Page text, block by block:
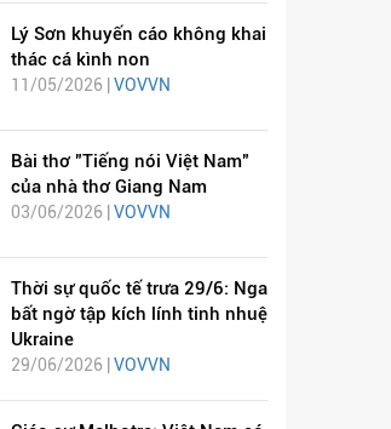
Lý Sơn khuyến cáo không khai
thác cá kình non
11/05/2026 | VOVVN
Bài thơ "Tiếng nói Việt Nam"
của nhà thơ Giang Nam
03/06/2026 | VOVVN
Thời sự quốc tế trưa 29/6: Nga
bất ngờ tập kích lính tinh nhuệ
Ukraine
29/06/2026 | VOVVN